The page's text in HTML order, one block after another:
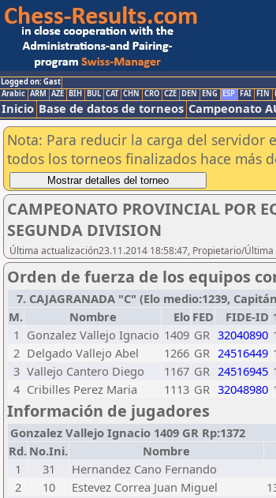
Logged on: Gast
Arabic ARM AZE BIH BUL CAT CHN CRO CZE DEN ENG ESP FAI FIN
Inicio Base de datos de torneos Campeonato
Nota: Para reducir la carga del servidor
todos los torneos finalizados hace más
CAMPEONATO PROVINCIAL POR
SEGUNDA DIVISION
Última actualización23.11.2014 18:58:47, Propietario/
Orden de fuerza de los equipos
7. CAJAGRANADA "C" (Elo medio:1239,
M.
Nombre Elo FED FIDE-ID
1 Gonzalez Vallejo Ignacio 1409 GR 32040890
2 Delgado Vallejo Abel 1266 GR 24516449
3 Vallejo Cantero Diego 1167 GR 24516945
4 Cribilles Perez Maria 1113 GR 32048980
Información de jugadores
Gonzalez Vallejo Ignacio 1409 GR Rp:1372
Rd. No.Ini. Nombre
1
31 Hernandez Cano Fernando
2
10 Estevez Correa Juan Miguel